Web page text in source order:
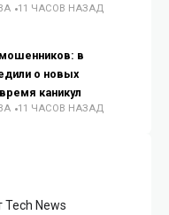
11 ЧАСОВ НАЗАД
в
о новых
каникул
11 ЧАСОВ НАЗАД
Tech News